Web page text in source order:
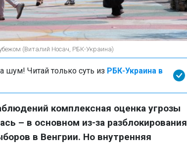
(Виталий Носач, РБК-Украина)
шум! Читай только суть из РБК-Украина в
комплексная оценка угрозы
– в основном из-за разблокирования
в Венгрии. Но внутренняя